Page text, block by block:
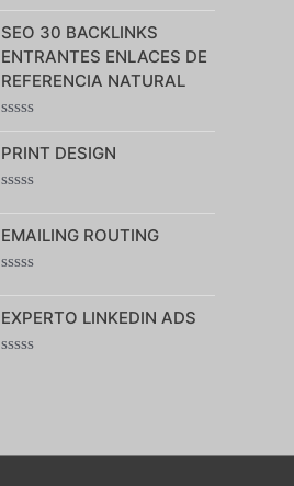
sur
5
SEO 30 BACKLINKS
ENTRANTES ENLACES DE
REFERENCIA NATURAL
0
sur
5
PRINT DESIGN
sur
EMAILING ROUTING
sur
EXPERTO LINKEDIN ADS